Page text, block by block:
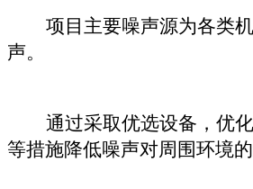
项目主要噪声源为各类
声。
通过采取优选设备，优
等措施降低噪声对周围环境的